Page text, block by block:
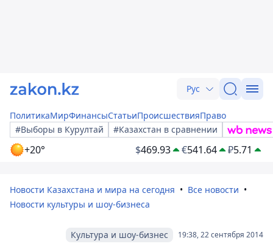
Рус
ПолитикаМирФинансыСтатьиПроисшествияПраво
#Выборы в Курултай
#Казахстан в сравнении
+20° $469.93 €541.64 ₽5.71
Новости Казахстана и мира на сегодня
Все новости
Новости культуры и шоу-бизнеса
19:38, 22 сентября 2014
Культура и шоу-бизнес